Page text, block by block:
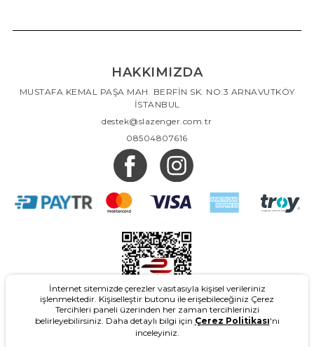
HAKKIMIZDA
MUSTAFA KEMAL PAŞA MAH. BERFİN SK. NO:3 ARNAVUTKÖY
İSTANBUL
destek@slazenger.com.tr
08504807616
- Slazenger.com.tr - Tüm Hakları Saklıdır.
İnternet sitemizde çerezler vasıtasıyla kişisel verileriniz
işlenmektedir. Kişiselleştir butonu ile erişebileceğiniz Çerez
Tercihleri paneli üzerinden her zaman tercihlerinizi
belirleyebilirsiniz. Daha detaylı bilgi için Çerez Politikası'nı
inceleyiniz.